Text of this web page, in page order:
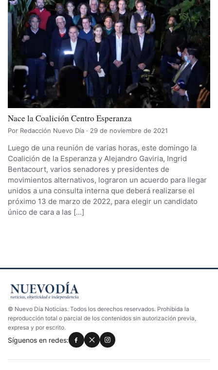
Nace la Coalición Centro Esperanza
Por Redacción Nuevo Día · 29 de noviembre de 2021
Luego de una reunión de varias horas, este domingo la
Coalición de la Esperanza y Alejandro Gaviria, Ingrid
Bentacourt, varios senadores y presidentes de
movimientos alternativos, lograron un acuerdo para llegar
unidos a una consulta interna que deberá realizarse el
próximo 13 de marzo de 2022, para elegir un candidato
único de cara a las […]
© Nuevo Día Noticias. Todos los derechos reservados. Prohibida la
reproducción total o parcial de los contenidos sin autorización previa,
expresa y por escrito.
Síguenos en redes: